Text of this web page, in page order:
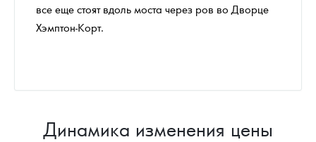
все еще стоят вдоль моста через ров во Дворце
Хэмптон-Корт.
Динамика изменения цены